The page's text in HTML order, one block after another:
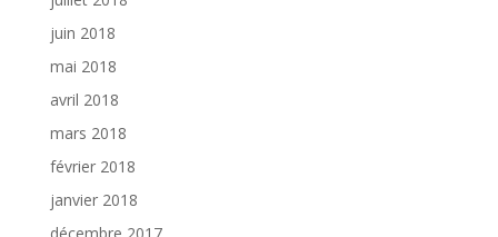
juin 2018
mai 2018
avril 2018
mars 2018
février 2018
janvier 2018